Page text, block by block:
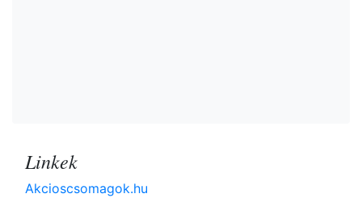
Linkek
Akcioscsomagok.hu